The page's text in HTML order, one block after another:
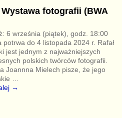
fotografii (BWA
6 września (piątek), godz. 18:00
potrwa do 4 listopada 2024 r. Rafał
jest jednym z najważniejszych
polskich twórców fotografii.
Joannna Mielech pisze, że jego
→